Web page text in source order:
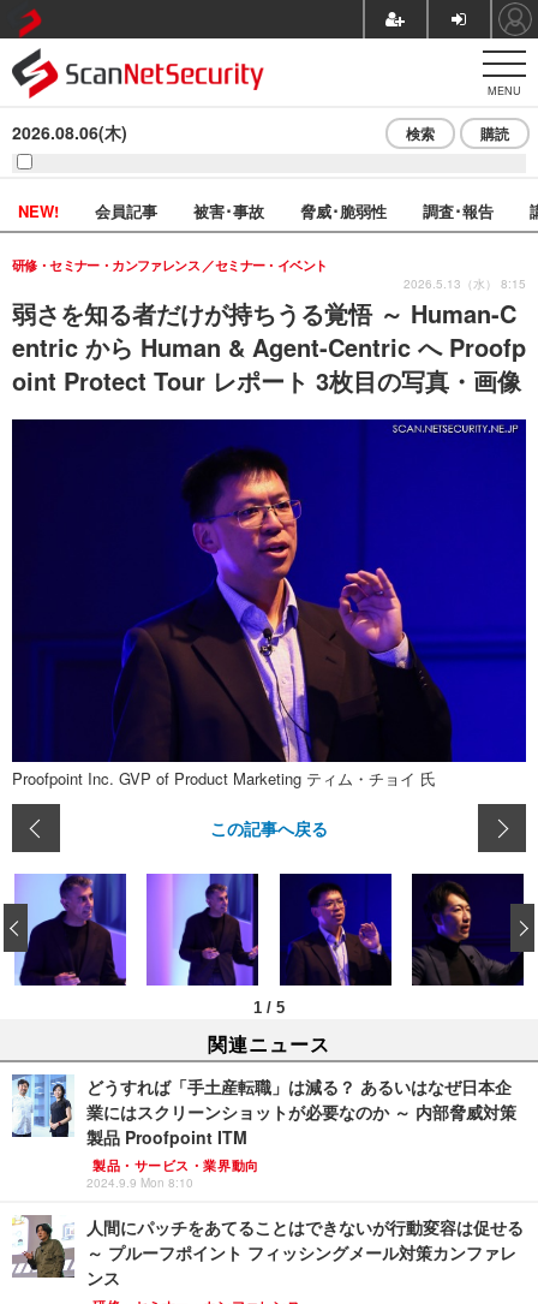
MENU
2026.08.06(木) 検索 購読
NEW! 会員記事 被害･事故 脅威･脆弱性 調査･報告
弱さを知る者だけが持ちうる覚悟 ～ Human-C
entric から Human & Agent-Centric へ Proofp
oint Protect Tour レポート 3枚目の写真・画像
研修・セミナー・カンファレンス セミナー・イベント
2026.5.13（水） 8:15
Proofpoint Inc. GVP of Product Marketing ティム・チョイ 氏
この記事へ戻る
1 / 5
‹
関連ニュース
どうすれば「手土産転職」は減る？ あるいはなぜ日本企
業にはスクリーンショットが必要なのか ～ 内部脅威対策
製品 Proofpoint ITM
製品・サービス・業界動向
2024.9.9 Mon 8:10
人間にパッチをあてることはできないが行動変容は促せる
～ プルーフポイント フィッシングメール対策カンファレ
ンス